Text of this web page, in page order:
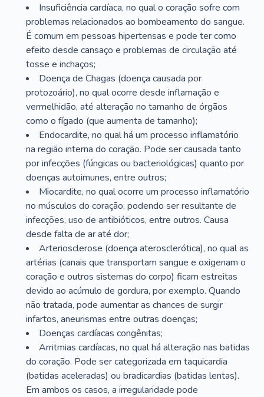
Insuficiência cardíaca, no qual o coração sofre com
problemas relacionados ao bombeamento do sangue.
É comum em pessoas hipertensas e pode ter como
efeito desde cansaço e problemas de circulação até
tosse e inchaços;
Doença de Chagas (doença causada por
protozoário), no qual ocorre desde inflamação e
vermelhidão, até alteração no tamanho de órgãos
como o fígado (que aumenta de tamanho);
Endocardite, no qual há um processo inflamatório
na região interna do coração. Pode ser causada tanto
por infecções (fúngicas ou bacteriológicas) quanto por
doenças autoimunes, entre outros;
Miocardite, no qual ocorre um processo inflamatório
no músculos do coração, podendo ser resultante de
infecções, uso de antibióticos, entre outros. Causa
desde falta de ar até dor;
Arteriosclerose (doença aterosclerótica), no qual as
artérias (canais que transportam sangue e oxigenam o
coração e outros sistemas do corpo) ficam estreitas
devido ao acúmulo de gordura, por exemplo. Quando
não tratada, pode aumentar as chances de surgir
infartos, aneurismas entre outras doenças;
Doenças cardíacas congênitas;
Arritmias cardíacas, no qual há alteração nas batidas
do coração. Pode ser categorizada em taquicardia
(batidas aceleradas) ou bradicardias (batidas lentas).
Em ambos os casos, a irregularidade pode